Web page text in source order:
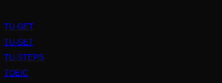
TU-GET
TU-SET
TU-STEPS
TOEIC